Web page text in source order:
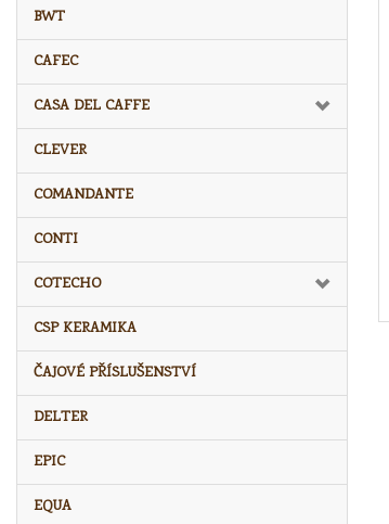
BWT
CAFEC
CASA DEL CAFFE
CLEVER
COMANDANTE
CONTI
COTECHO
CSP KERAMIKA
ČAJOVÉ PŘÍSLUŠENSTVÍ
DELTER
EPIC
EQUA